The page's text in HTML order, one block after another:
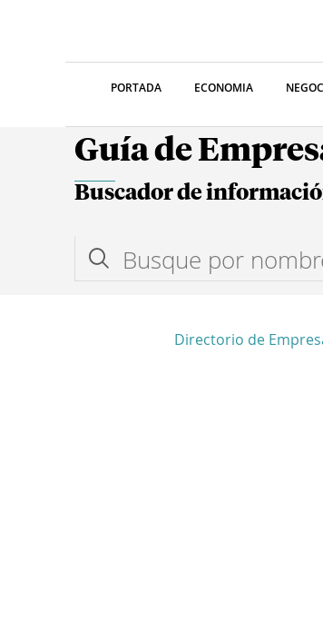
PORTADA ECONOMIA
Guía de
Buscador de
Directorio de